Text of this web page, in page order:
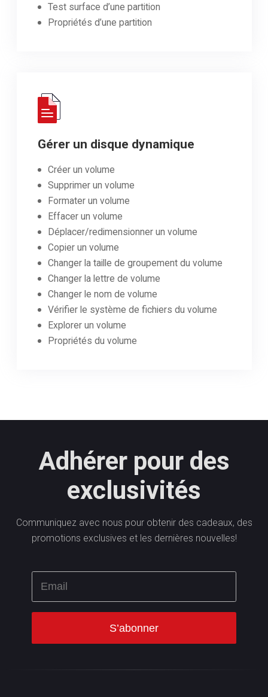
Test surface d’une partition
Propriétés d’une partition
Gérer un disque dynamique
Créer un volume
Supprimer un volume
Formater un volume
Effacer un volume
Déplacer/redimensionner un volume
Copier un volume
Changer la taille de groupement du volume
Changer la lettre de volume
Changer le nom de volume
Vérifier le système de fichiers du volume
Explorer un volume
Propriétés du volume
Adhérer pour des
exclusivités
Communiquez avec nous pour obtenir des cadeaux, des
promotions exclusives et les dernières nouvelles!